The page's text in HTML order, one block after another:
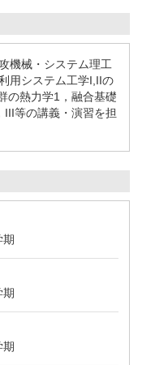
機械・システム理工
用システム工学I,IIの
の熱力学1，融合基礎
等の講義・演習を担